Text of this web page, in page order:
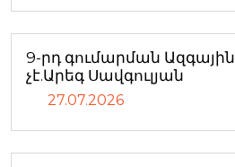
9-րդ գումարման
չէ.Արեգ Սավգուլյան
27.07.2026